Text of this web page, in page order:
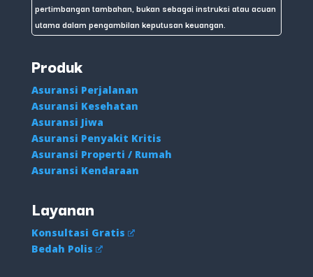
pertimbangan tambahan, bukan sebagai instruksi atau acuan
utama dalam pengambilan keputusan keuangan.
Produk
Asuransi Perjalanan
Asuransi Kesehatan
Asuransi Jiwa
Asuransi Penyakit Kritis
Asuransi Properti / Rumah
Asuransi Kendaraan
Layanan
Konsultasi Gratis
Bedah Polis